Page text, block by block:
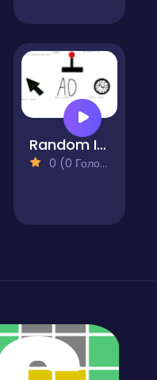
Random Idle Clicker I Made
0 (0 Голосів)